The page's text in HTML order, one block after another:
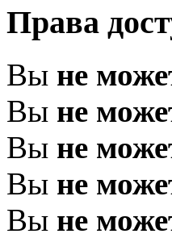
Права
Вы не
Вы не
Вы не
Вы не
Вы не